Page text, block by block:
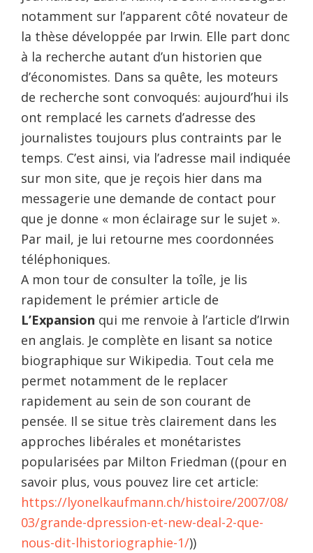
notamment sur l’apparent côté novateur de
la thèse développée par Irwin. Elle part donc
à la recherche autant d’un historien que
d’économistes. Dans sa quête, les moteurs
de recherche sont convoqués: aujourd’hui ils
ont remplacé les carnets d’adresse des
journalistes toujours plus contraints par le
temps. C’est ainsi, via l’adresse mail indiquée
sur mon site, que je reçois hier dans ma
messagerie une demande de contact pour
que je donne « mon éclairage sur le sujet ».
Par mail, je lui retourne mes coordonnées
téléphoniques.
A mon tour de consulter la toîle, je lis
rapidement le prémier article de
L’Expansion qui me renvoie à l’article d’Irwin
en anglais. Je complète en lisant sa notice
biographique sur Wikipedia. Tout cela me
permet notamment de le replacer
rapidement au sein de son courant de
pensée. Il se situe très clairement dans les
approches libérales et monétaristes
popularisées par Milton Friedman ((pour en
savoir plus, vous pouvez lire cet article:
https://lyonelkaufmann.ch/histoire/2007/08/
03/grande-dpression-et-new-deal-2-que-
nous-dit-lhistoriographie-1/))